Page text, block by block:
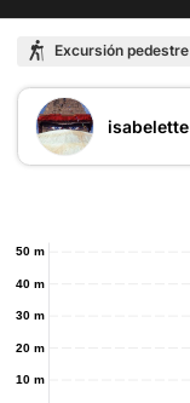
Excursión pedestre
isabelette
10 m
20 m
30 m
40 m
50 m